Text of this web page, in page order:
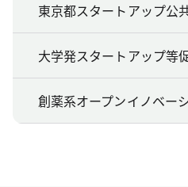
東京都スタートアップ公
大学発スタートアップ等
創薬系オープンイノベー